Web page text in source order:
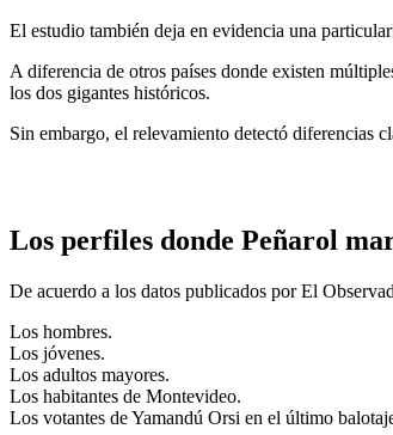
El estudio también deja en evidencia una
A diferencia de otros países donde existen
los dos gigantes históricos.
Sin embargo, el relevamiento detectó diferencias
Los perfiles donde Peñarol
De acuerdo a los datos publicados por El
Los hombres.
Los jóvenes.
Los adultos mayores.
Los habitantes de Montevideo.
Los votantes de Yamandú Orsi en el último